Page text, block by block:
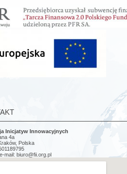
Inicjatyw Innowacyjnych
4a
Polska
mail: biuro@fii.org.pl